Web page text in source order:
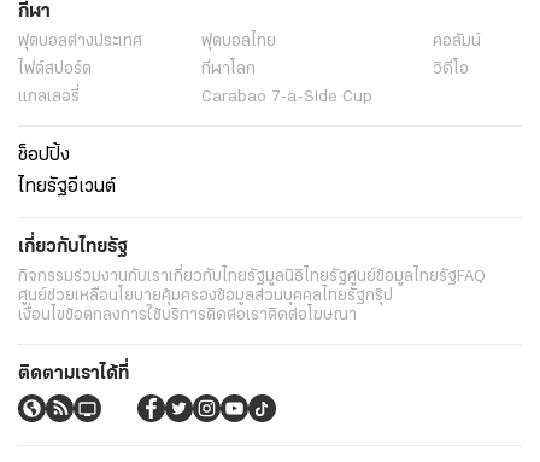
กีฬา
ฟุตบอลต่่างประเทศ ฟุตบอลไทย
คอลัมน์
ไฟต์สปอร์ต
กีฬาโลก
วิดีโอ
แกลเลอรี่
Carabao 7-a-Side Cup
ช็อปปิ้ง
ไทยรัฐอีเวนต์
เกี่ยวกับไทยรัฐ
กิจกรรมร่วมงานกับเราเกี่ยวกับไทยรัฐมูลนิธิไทยรัฐศูนย์ข้อมูลไทยรัฐFAQ
ศูนย์ช่วยเหลือนโยบายคุ้มครองข้อมูลส่วนบุคคลไทยรัฐกรุ๊ป
เงื่อนไขข้อตกลงการใช้บริการติดต่อเราติดต่อโฆษณา
ติดตามเราได้ที่